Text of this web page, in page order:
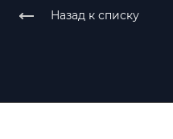
Назад к списку